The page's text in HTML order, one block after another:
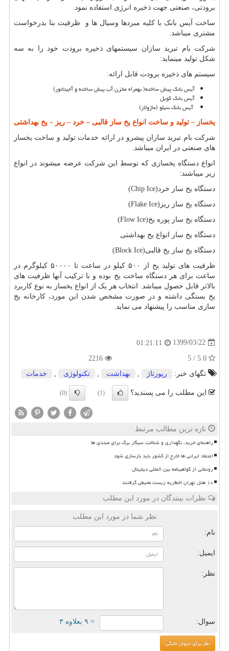
برودتی، صنعتی جهت ذخیره انرژی استفاده نمود.
ساخت آیس بانک با کلیه مبردها وسیال ها و ظرفیت بنا بدرخواست
مشتری میباشد.
شرکت بام تبرید سازان سیستمهای ذخیره برودت خود را به سه
شکل تولید مینماید:
سیستم های ذخیره برودت قابل ارائه:
آیس بانک پیش ساخته)بهمراه مخزن آب پیش ساخته و آجیتاتور(
آیس بانک کویل
آیس بانک سیلو (ماژولار(
یخساز – تولید و ساخت انواع یخ ساز قالبی – خرد – ریز – یخ بهداشتی
شرکت بام تبرید سازان پیشرو در ارائه خدمات تولید و ساخت یخساز
های صنعتی در ایران میباشد.
انواع دستگاه یخسازی که توسط این شرکت عرضه میشوند در انواع
زیر میباشند:
دستگاه یخ ساز خرد(Chip Ice)
دستگاه یخ ساز ریز (Flake Ice)
دستگاه یخ ساز پوره یخ(Flow Ice)
دستگاه یخ ساز انواع یخ بهداشتی
دستگاه یخ ساز یخ قالبی(Block Ice)
ظرفیت های تولید یخ از ۵۰۰ کیلو در ساعت تا ۵۰۰۰۰ کیلوگرم در
ساعت برای هر دستگاه ساخت یخ بوده و با ترکیب آنها ظرفیت های
بالاتر قابل حصول میباشد. انتخاب هر یک از انواع یخساز به نوع کاربرد
یخ بستگی داشته و در صورت مشخص شدن این مورد، کارخانه یخ
سازی مناسب را پیشنهاد می نماید.
1399/03/22
01:21:11
تگهای خبر:
رپورتاژ بهداشت تكنولوژی خدمات
این مطلب را می پسندید؟ (1)
(0)
تازه ترین مطالب مرتبط
راهنمای خرید، نگهداری و شناخت سیگار برگ برای مبتدی ها
اعتماد ایرانی ها خارج از کشور باید بازسازی شود
رونمائی از گواهینامه بین المللی دیجیتال
۱۰ هتل تهران اخطاریه زیست محیطی گرفتند
نظرات بینندگان در مورد این مطلب
نظر شما در مورد این مطلب
نام:
ایمیل:
نظر:
سوال: = ۹ بعلاوه ۳